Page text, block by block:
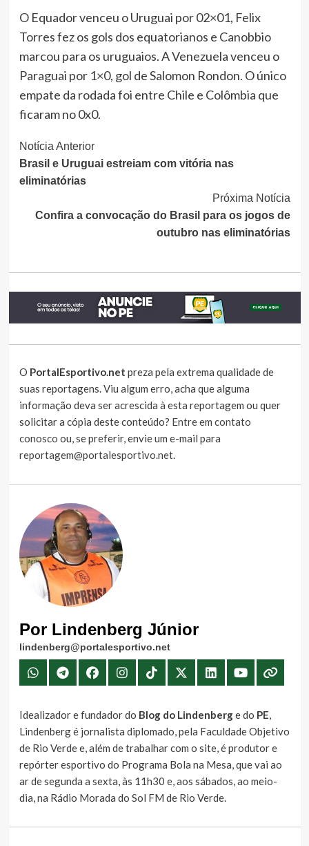
O Equador venceu o Uruguai por 02×01, Felix
Torres fez os gols dos equatorianos e Canobbio
marcou para os uruguaios. A Venezuela venceu o
Paraguai por 1×0, gol de Salomon Rondon. O único
empate da rodada foi entre Chile e Colômbia que
ficaram no 0x0.
Continue
Lendo
Notícia Anterior
Brasil e Uruguai estreiam com vitória nas
eliminatórias
Próxima Notícia
Confira a convocação do Brasil para os jogos de
outubro nas eliminatórias
O PortalEsportivo.net preza pela extrema qualidade de
suas reportagens. Viu algum erro, acha que alguma
informação deva ser acrescida à esta reportagem ou quer
solicitar a cópia deste conteúdo? Entre em contato
conosco ou, se preferir, envie um e-mail para
reportagem@portalesportivo.net.
Por Lindenberg Júnior
lindenberg@portalesportivo.net
Idealizador e fundador do Blog do Lindenberge do PE,
Lindenberg é jornalista diplomado, pela Faculdade Objetivo
de Rio Verde e, além de trabalhar com o site, é produtor e
repórter esportivo do Programa Bola na Mesa, que vai ao
ar de segunda a sexta, às 11h30 e, aos sábados, ao meio-
dia, na Rádio Morada do Sol FM de Rio Verde.